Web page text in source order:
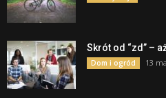
Skrót od “zd” –
Dom i ogród 13